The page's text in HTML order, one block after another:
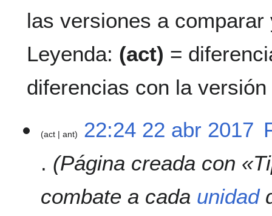
las versiones a
Leyenda: (act) =
diferencias con la
2
act ant 22:24 22 abr 2017
Página creada con
combate a cada unidad